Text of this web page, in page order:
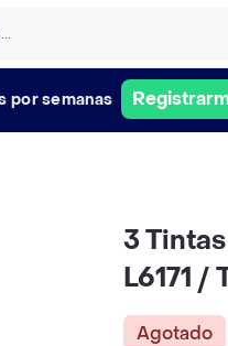
por semanas
3
L6171 /
Agotado